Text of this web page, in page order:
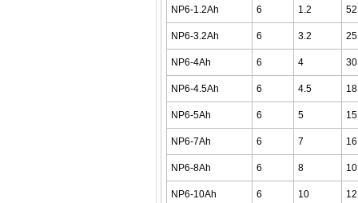
NP6-1.2Ah 6 1.2 52
NP6-3.2Ah 6 3.2 25
NP6-4Ah 6 4 30
NP6-4.5Ah 6 4.5 18
NP6-5Ah 6 5 15
NP6-7Ah 6 7 16
NP6-8Ah 6 8 10
NP6-10Ah 6 10 12